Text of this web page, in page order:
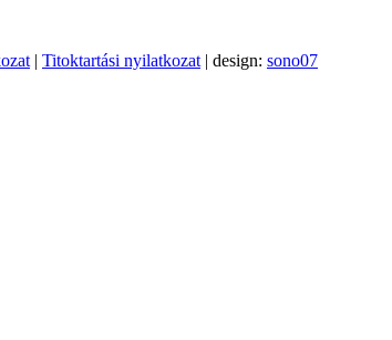
| Titoktartási nyilatkozat | design: sono07